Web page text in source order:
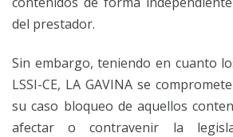
del prestador.
Sin embargo, teniendo en cuanto
LSSI-CE, LA GAVINA se
su caso bloqueo de aquellos
afectar o contravenir la